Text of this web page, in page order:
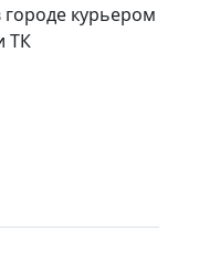
городе курьером
ТК